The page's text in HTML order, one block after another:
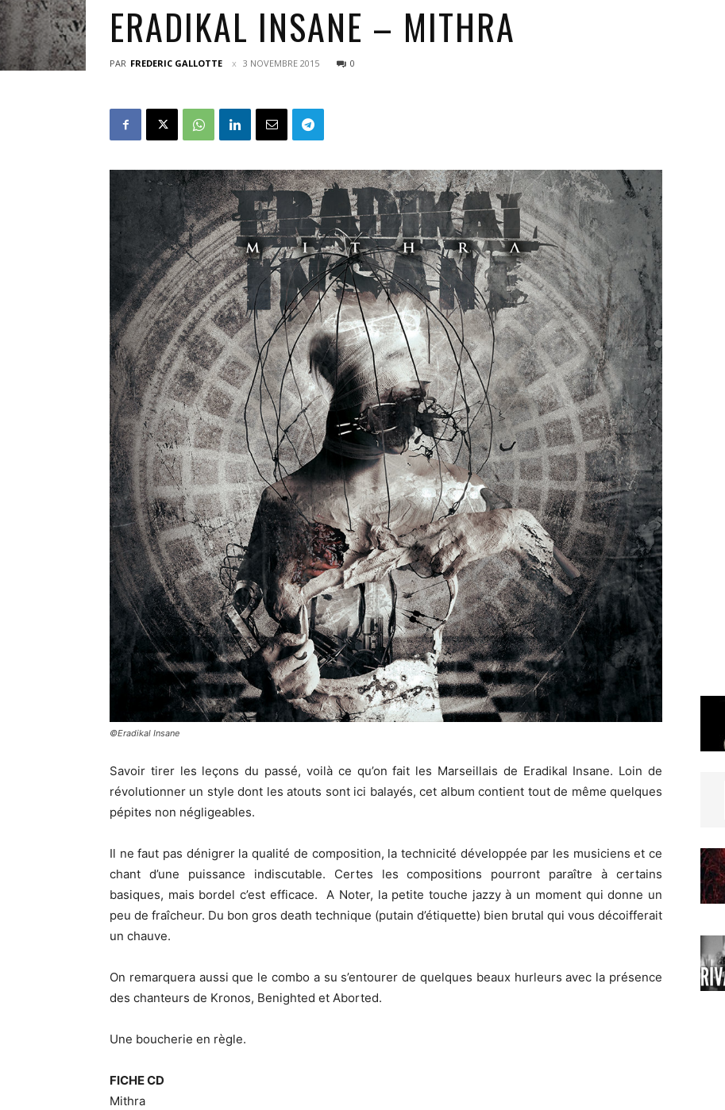
ERADIKAL INSANE – MITHRA
PAR FREDERIC GALLOTTE 3 NOVEMBRE 2015 0
©Eradikal Insane
Savoir tirer les leçons du passé, voilà ce qu’on fait les Marseillais de Eradikal Insane. Loin de
révolutionner un style dont les atouts sont ici balayés, cet album contient tout de même quelques
pépites non négligeables.
Il ne faut pas dénigrer la qualité de composition, la technicité développée par les musiciens et ce
chant d’une puissance indiscutable. Certes les compositions pourront paraître à certains
basiques, mais bordel c’est efficace. A Noter, la petite touche jazzy à un moment qui donne un
peu de fraîcheur. Du bon gros death technique (putain d’étiquette) bien brutal qui vous décoifferait
un chauve.
On remarquera aussi que le combo a su s’entourer de quelques beaux hurleurs avec la présence
des chanteurs de Kronos, Benighted et Aborted.
Une boucherie en règle.
FICHE CD
Mithra